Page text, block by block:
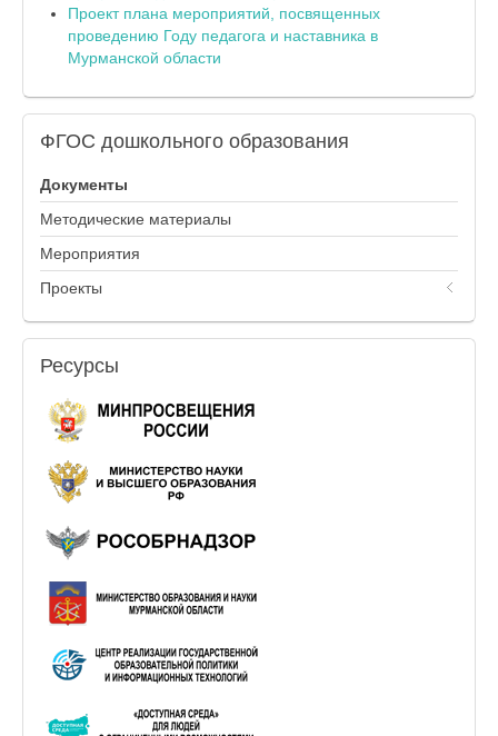
Проект плана мероприятий, посвященных
проведению Году педагога и наставника в
Мурманской области
ФГОС дошкольного образования
Документы
Методические материалы
Мероприятия
Проекты
Ресурсы